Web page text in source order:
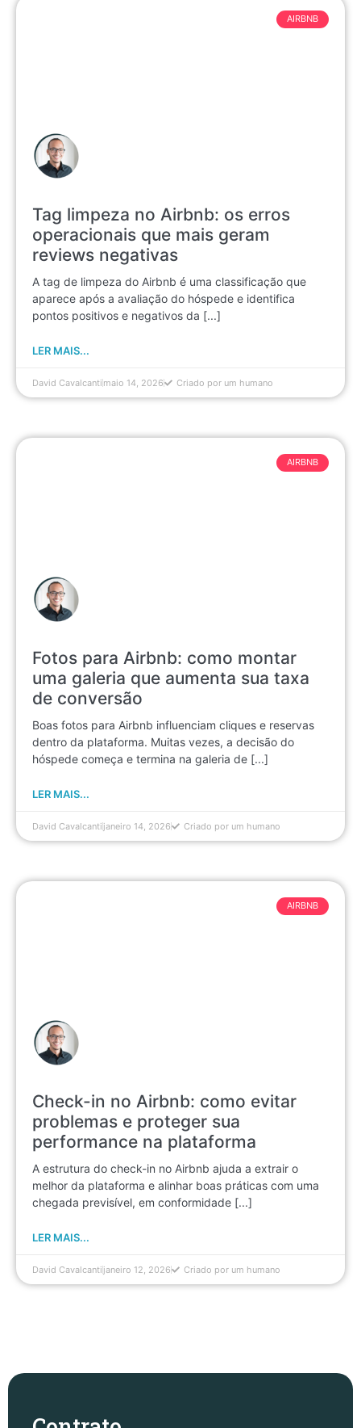
Tag limpeza no Airbnb: os erros
operacionais que mais geram
reviews negativas
A tag de limpeza do Airbnb é uma classificação que
aparece após a avaliação do hóspede e identifica
pontos positivos e negativos da [...]
LER MAIS...
AIRBNB
David Cavalcanti maio 14, 2026 Criado por um humano
Fotos para Airbnb: como montar
uma galeria que aumenta sua taxa
de conversão
Boas fotos para Airbnb influenciam cliques e reservas
dentro da plataforma. Muitas vezes, a decisão do
hóspede começa e termina na galeria de [...]
LER MAIS...
AIRBNB
David Cavalcanti janeiro 14, 2026 Criado por um humano
Check-in no Airbnb: como evitar
problemas e proteger sua
performance na plataforma
A estrutura do check-in no Airbnb ajuda a extrair o
melhor da plataforma e alinhar boas práticas com uma
chegada previsível, em conformidade [...]
LER MAIS...
AIRBNB
David Cavalcanti janeiro 12, 2026 Criado por um humano